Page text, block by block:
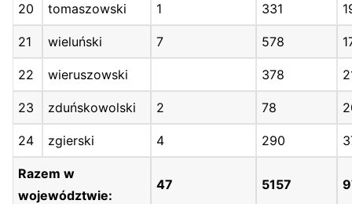
20 tomaszowski 1 331
21 wieluński 7 578
22 wieruszowski 378
23 zduńskowolski 2 78
24 zgierski 4 290
Razem w
województwie:
47 5157